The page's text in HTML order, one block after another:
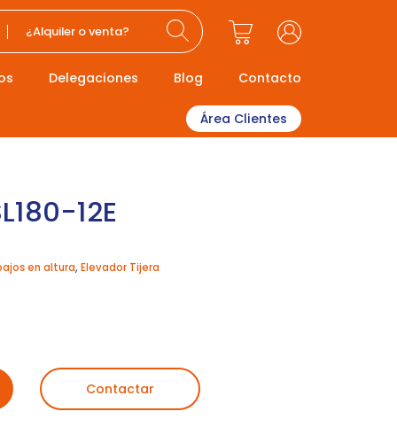
¿Alquiler o venta?
Delegaciones Blog Contacto
Área Clientes
12E
en altura,Elevador Tijera
Contactar